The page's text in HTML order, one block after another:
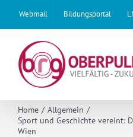
content
Webmail Bildungsportal
Home
Allgemein
Sport und Geschichte vereint:
Wien